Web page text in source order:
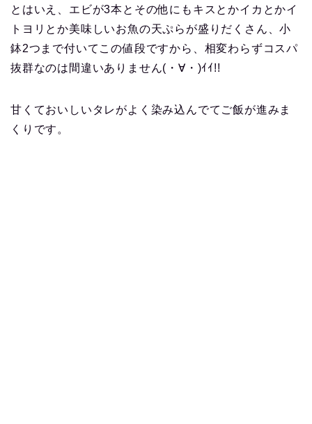
とはいえ、エビが3本とその他にもキスとかイカとかイ
トヨリとか美味しいお魚の天ぷらが盛りだくさん、小
鉢2つまで付いてこの値段ですから、相変わらずコスパ
抜群なのは間違いありません(・∀・)ｲｲ!!
甘くておいしいタレがよく染み込んでてご飯が進みま
くりです。